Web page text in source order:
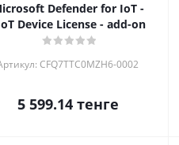
Defender for IoT -
Device License - add-on
CFQ7TTC0MZH6-0002
5 599.14тенге